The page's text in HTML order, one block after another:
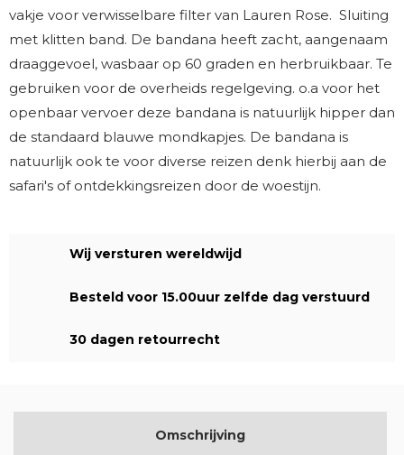
vakje voor verwisselbare filter van Lauren Rose. Sluiting
met klitten band. De bandana heeft zacht, aangenaam
draaggevoel, wasbaar op 60 graden en herbruikbaar. Te
gebruiken voor de overheids regelgeving. o.a voor het
openbaar vervoer deze bandana is natuurlijk hipper dan
de standaard blauwe mondkapjes. De bandana is
natuurlijk ook te voor diverse reizen denk hierbij aan de
safari's of ontdekkingsreizen door de woestijn.
Wij versturen wereldwijd
Besteld voor 15.00uur zelfde dag verstuurd
30 dagen retourrecht
Omschrijving